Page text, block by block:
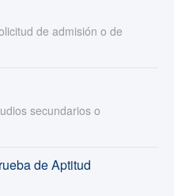
de admisión o de
secundarios o
de Aptitud